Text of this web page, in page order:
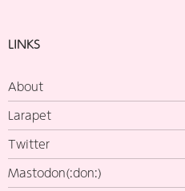
LINKS
About
Larapet
Twitter
Mastodon(:don:)